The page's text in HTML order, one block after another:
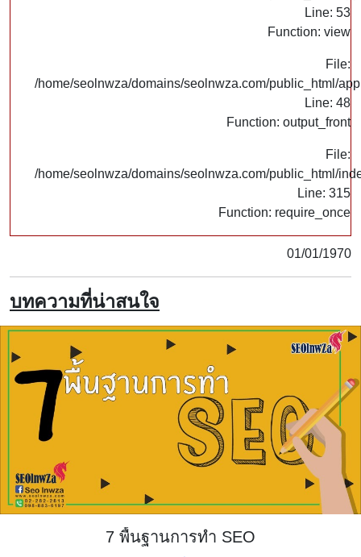
Line: 53
Function: view
File:
/home/seolnwza/domains/seolnwza.com/public_html/
Line: 48
Function: output_front
File:
/home/seolnwza/domains/seolnwza.com/public_html/
Line: 315
Function: require_once
01/01/1970
บทความที่น่าสนใจ
7 พื้นฐานการทำ SEO